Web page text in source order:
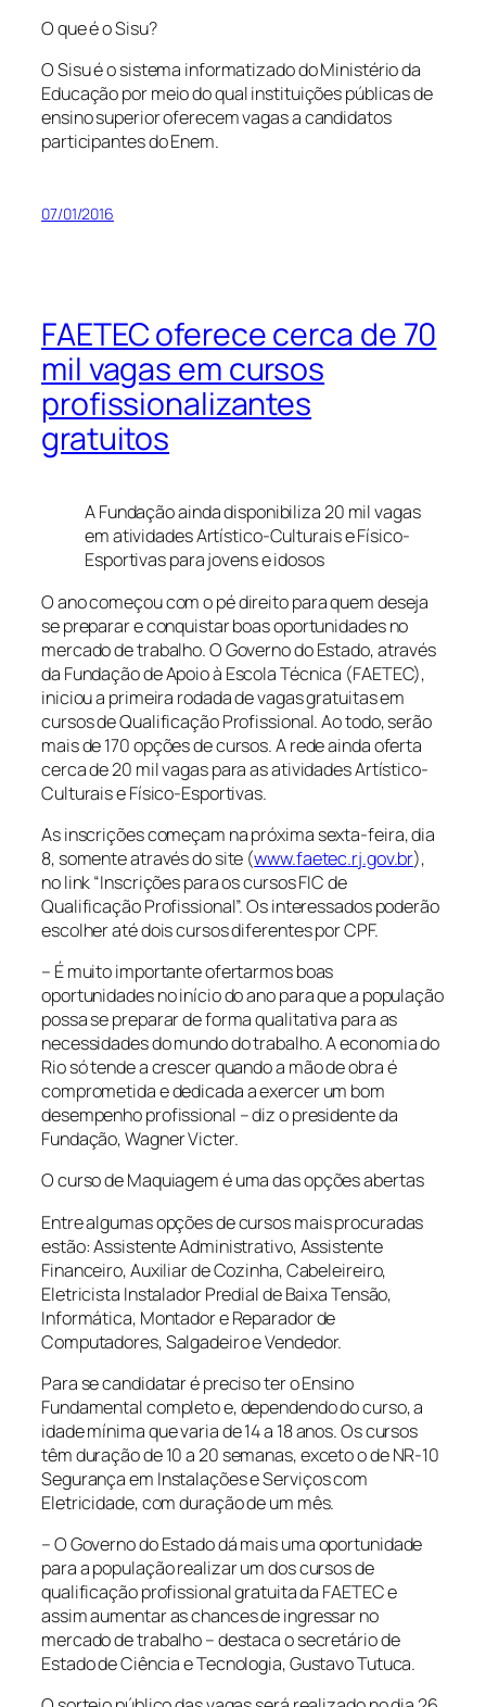
O que é o Sisu?
O Sisu é o sistema informatizado do Ministério da
Educação por meio do qual instituições públicas de
ensino superior oferecem vagas a candidatos
participantes do Enem.
07/01/2016
FAETEC oferece cerca de 70
mil vagas em cursos
profissionalizantes
gratuitos
A Fundação ainda disponibiliza 20 mil vagas
em atividades Artístico-Culturais e Físico-
Esportivas para jovens e idosos
O ano começou com o pé direito para quem deseja
se preparar e conquistar boas oportunidades no
mercado de trabalho. O Governo do Estado, através
da Fundação de Apoio à Escola Técnica (FAETEC),
iniciou a primeira rodada de vagas gratuitas em
cursos de Qualificação Profissional. Ao todo, serão
mais de 170 opções de cursos. A rede ainda oferta
cerca de 20 mil vagas para as atividades Artístico-
Culturais e Físico-Esportivas.
As inscrições começam na próxima sexta-feira, dia
8, somente através do site (www.faetec.rj.gov.br),
no link “Inscrições para os cursos FIC de
Qualificação Profissional”. Os interessados poderão
escolher até dois cursos diferentes por CPF.
– É muito importante ofertarmos boas
oportunidades no início do ano para que a população
possa se preparar de forma qualitativa para as
necessidades do mundo do trabalho. A economia do
Rio só tende a crescer quando a mão de obra é
comprometida e dedicada a exercer um bom
desempenho profissional – diz o presidente da
Fundação, Wagner Victer.
O curso de Maquiagem é uma das opções abertas
Entre algumas opções de cursos mais procuradas
estão: Assistente Administrativo, Assistente
Financeiro, Auxiliar de Cozinha, Cabeleireiro,
Eletricista Instalador Predial de Baixa Tensão,
Informática, Montador e Reparador de
Computadores, Salgadeiro e Vendedor.
Para se candidatar é preciso ter o Ensino
Fundamental completo e, dependendo do curso, a
idade mínima que varia de 14 a 18 anos. Os cursos
têm duração de 10 a 20 semanas, exceto o de NR-10
Segurança em Instalações e Serviços com
Eletricidade, com duração de um mês.
– O Governo do Estado dá mais uma oportunidade
para a população realizar um dos cursos de
qualificação profissional gratuita da FAETEC e
assim aumentar as chances de ingressar no
mercado de trabalho – destaca o secretário de
Estado de Ciência e Tecnologia, Gustavo Tutuca.